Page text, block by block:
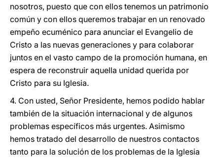
nosotros, puesto que con ellos tenemos un patrimonio
común y con ellos queremos trabajar en un renovado
empeño ecuménico para anunciar el Evangelio de
Cristo a las nuevas generaciones y para colaborar
juntos en el vasto campo de la promoción humana, en
espera de reconstruir aquella unidad querida por
Cristo para su Iglesia.
4. Con usted, Señor Presidente, hemos podido hablar
también de la situación internacional y de algunos
problemas específicos más urgentes. Asimismo
hemos tratado del desarrollo de nuestros contactos
tanto para la solución de los problemas de la Iglesia